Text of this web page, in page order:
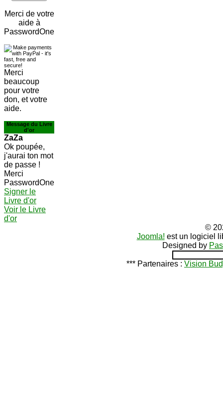
Merci de votre
aide à
PasswordOne
Merci
beaucoup
pour votre
don, et votre
aide.
Message du Livre
d'or
ZaZa
Ok poupée,
j'aurai ton mot
de passe !
Merci
PasswordOne
Signer le
Livre d'or
Voir le Livre
d'or
©
Joomla! est un logiciel
Designed by
*** Partenaires : Vision